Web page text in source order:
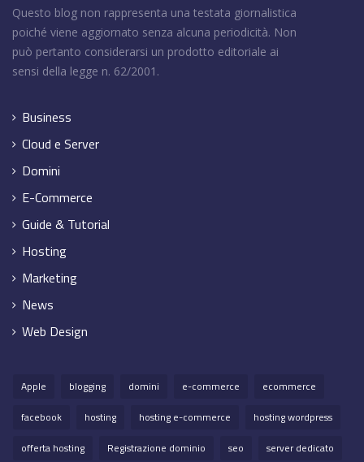
Questo blog non rappresenta una testata giornalistica
poiché viene aggiornato senza alcuna periodicità. Non
può pertanto considerarsi un prodotto editoriale ai
sensi della legge n. 62/2001.
Business
Cloud e Server
Domini
E-Commerce
Guide & Tutorial
Hosting
Marketing
News
Web Design
Apple blogging domini e-commerce
ecommerce
facebook
hosting hosting e-commerce
hosting wordpress
offerta hosting
Registrazione dominio seo server dedicato